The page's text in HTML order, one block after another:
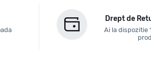
Drept de
Ai la dispozitie